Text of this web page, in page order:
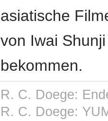
asiatische
von Iwai
bekommen.
R. C. Doege:
R. C. Doege: